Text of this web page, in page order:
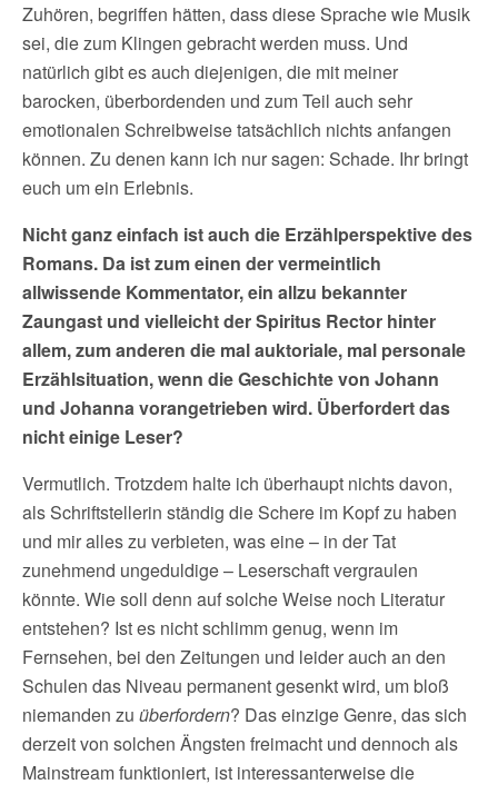
Zuhören, begriffen hätten, dass diese Sprache wie Musik
sei, die zum Klingen gebracht werden muss. Und
natürlich gibt es auch diejenigen, die mit meiner
barocken, überbordenden und zum Teil auch sehr
emotionalen Schreibweise tatsächlich nichts anfangen
können. Zu denen kann ich nur sagen: Schade. Ihr bringt
euch um ein Erlebnis.
Nicht ganz einfach ist auch die Erzählperspektive des
Romans. Da ist zum einen der vermeintlich
allwissende Kommentator, ein allzu bekannter
Zaungast und vielleicht der Spiritus Rector hinter
allem, zum anderen die mal auktoriale, mal personale
Erzählsituation, wenn die Geschichte von Johann
und Johanna vorangetrieben wird. Überfordert das
nicht einige Leser?
Vermutlich. Trotzdem halte ich überhaupt nichts davon,
als Schriftstellerin ständig die Schere im Kopf zu haben
und mir alles zu verbieten, was eine – in der Tat
zunehmend ungeduldige – Leserschaft vergraulen
könnte. Wie soll denn auf solche Weise noch Literatur
entstehen? Ist es nicht schlimm genug, wenn im
Fernsehen, bei den Zeitungen und leider auch an den
Schulen das Niveau permanent gesenkt wird, um bloß
niemanden zu überfordern? Das einzige Genre, das sich
derzeit von solchen Ängsten freimacht und dennoch als
Mainstream funktioniert, ist interessanterweise die